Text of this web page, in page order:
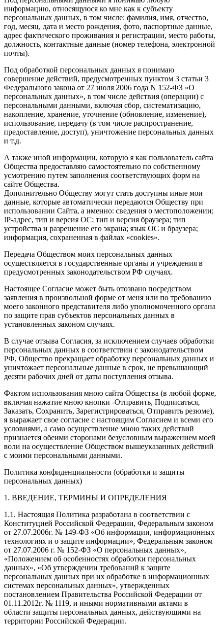
информацию, относящуюся ко мне как к субъекту
персональных данных, в том числе: фамилия, имя, отчество,
год, месяц, дата и место рождения, фото, паспортные данные,
адрес фактического проживания и регистрации, место работы,
должность, контактные данные (номер телефона, электронной
почты).
Под обработкой персональных данных я понимаю
совершение действий, предусмотренных пунктом 3 статьи 3
Федерального закона от 27 июля 2006 года N 152-ФЗ «О
персональных данных», в том числе действия (операции) с
персональными данными, включая сбор, систематизацию,
накопление, хранение, уточнение (обновление, изменение),
использование, передачу (в том числе распространение,
предоставление, доступ), уничтожение персональных данных
и т.д.
А также иной информации, которую я как пользователь сайта
Общества предоставляю самостоятельно по собственному
усмотрению путем заполнения соответствующих форм на
сайте Общества.
Дополнительно Обществу могут стать доступны иные мои
данные, которые автоматически передаются Обществу при
использовании Сайта, а именно: сведения о местоположении;
IP-адрес, тип и версия ОС; тип и версия браузера; тип
устройства и разрешение его экрана; язык ОС и браузера;
информация, сохраненная в файлах «cookies».
Передача Обществом моих персональных данных
осуществляется в государственные органы и учреждения в
предусмотренных законодательством РФ случаях.
Настоящее Согласие может быть отозвано посредством
заявления в произвольной форме от меня или по требованию
моего законного представителя либо уполномоченного органа
по защите прав субъектов персональных данных в
установленных законом случаях.
В случае отзыва Согласия, за исключением случаев обработки
персональных данных в соответствии с законодательством
РФ, Общество прекращает обработку персональных данных и
уничтожает персональные данные в срок, не превышающий
десяти рабочих дней от даты поступления отзыва.
Фактом использования мною сайта Общества (в любой форме,
включая нажатие мною кнопки -Отправить, Подписаться,
Заказать, Сохранить, Зарегистрироваться, Отправить резюме),
я выражает свое согласие с настоящим Согласием и всеми его
условиями, а само осуществление мною таких действий
признается обеими сторонами безусловным выражением моей
воли на осуществление Обществом вышеуказанных действий
с моими персональными данными.
Политика конфиденциальности (обработки и защиты
персональных данных)
1. ВВЕДЕНИЕ, ТЕРМИНЫ И ОПРЕДЕЛЕНИЯ
1.1. Настоящая Политика разработана в соответствии с
Конституцией Российской Федерации, Федеральным законом
от 27.07.2006г. № 149-ФЗ «Об информации, информационных
технологиях и о защите информации», Федеральным законом
от 27.07.2006 г. № 152-ФЗ «О персональных данных»,
«Положением об особенностях обработки персональных
данных», «Об утверждении требований к защите
персональных данных при их обработке в информационных
системах персональных данных», утвержденных
постановлением Правительства Российской Федерации от
01.11.2012г. № 1119, и иными нормативными актами в
области защиты персональных данных, действующими на
территории Российской Федерации.